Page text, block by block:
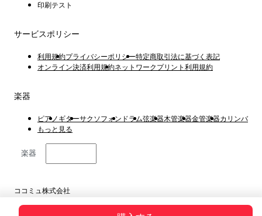
印刷テスト
サービスポリシー
利用規約プライバシーポリシー特定商取引法に基づく表記
オンライン決済利用規約ネットワークプリント利用規約
楽器
ピアノ ギターサクソフォン ドラム弦楽器木管楽器金管楽器カリンバ
もっと見る
楽器
ココミュ株式会社